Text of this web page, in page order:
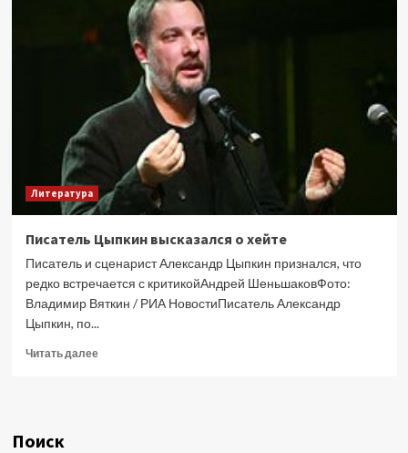
Литература
Писатель Цыпкин высказался о хейте
Писатель и сценарист Александр Цыпкин признался, что
редко встречается с критикойАндрей ШеньшаковФото:
Владимир Вяткин / РИА НовостиПисатель Александр
Цыпкин, по...
Читать далееПрочитать
Поиск